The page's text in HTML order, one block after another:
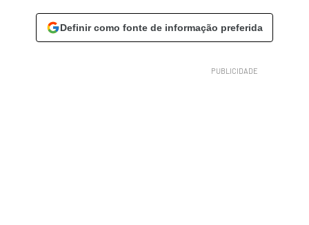
Definir como fonte de informação preferida